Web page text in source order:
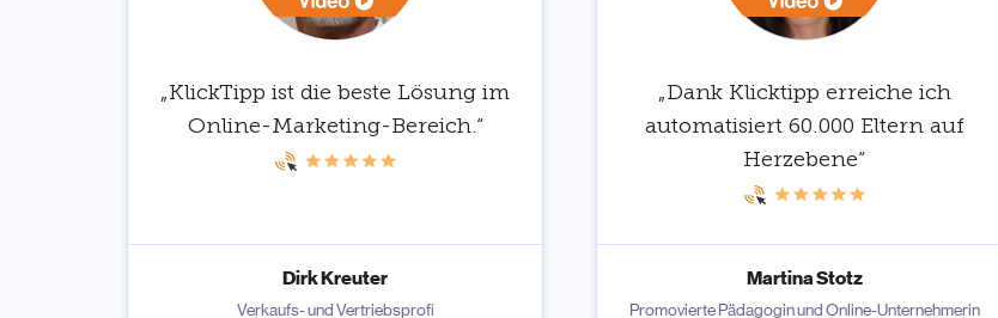
„KlickTipp ist die beste Lösung im
Online-Marketing-Bereich.“
Dirk Kreuter
Verkaufs- und Vertriebsprofi
„Dank Klicktipp erreiche ich
automatisiert 60.000 Eltern auf
Herzebene“
Martina Stotz
Promovierte Pädagogin und Online-Unternehmerin